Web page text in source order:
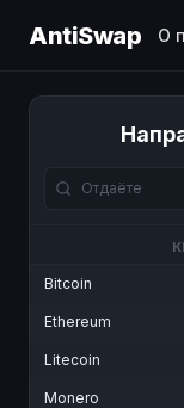
AntiSwap О
Bitcoin
Ethereum
Litecoin
Monero